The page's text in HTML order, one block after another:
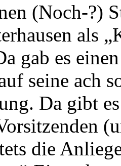
(Noch-?)
als
gab es
seine ach
Da gibt
die